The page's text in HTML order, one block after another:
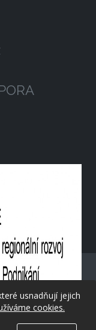
usnadňují jejich
cookies.